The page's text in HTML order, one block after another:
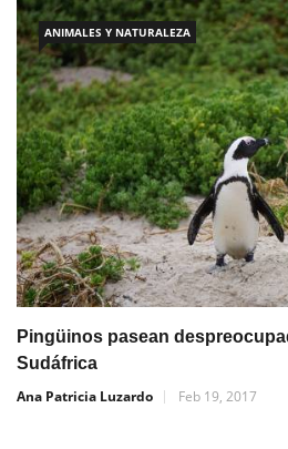
ANIMALES Y NATURALEZA
Pingüinos pasean
Sudáfrica
Ana Patricia Luzardo
Feb 19, 2017